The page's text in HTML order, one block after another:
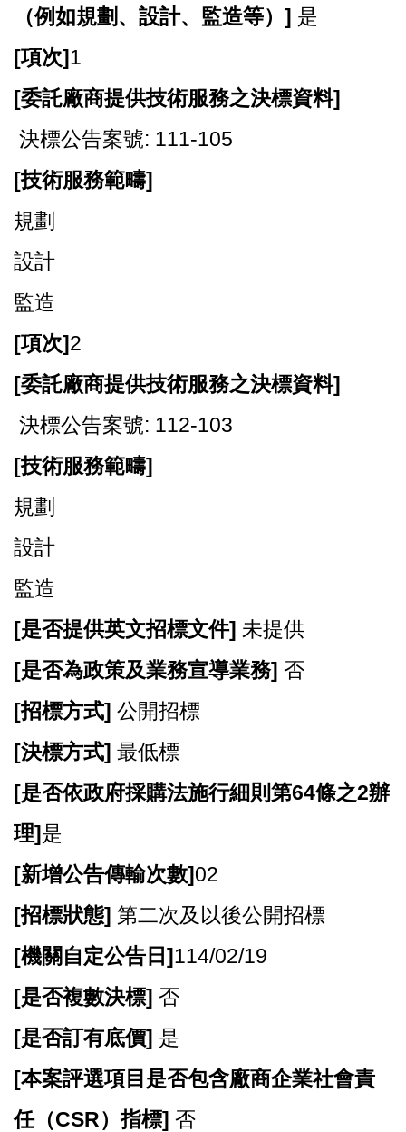
（例如規劃、設計、監造等）] 是
[項次]1
[委託廠商提供技術服務之決標資料]
決標公告案號: 111-105
[技術服務範疇]
規劃
設計
監造
[項次]2
[委託廠商提供技術服務之決標資料]
決標公告案號: 112-103
[技術服務範疇]
規劃
設計
監造
[是否提供英文招標文件] 未提供
[是否為政策及業務宣導業務] 否
[招標方式] 公開招標
[決標方式] 最低標
[是否依政府採購法施行細則第64條之2辦
理]是
[新增公告傳輸次數]02
[招標狀態] 第二次及以後公開招標
[機關自定公告日]114/02/19
[是否複數決標] 否
[是否訂有底價] 是
[本案評選項目是否包含廠商企業社會責
任（CSR）指標] 否